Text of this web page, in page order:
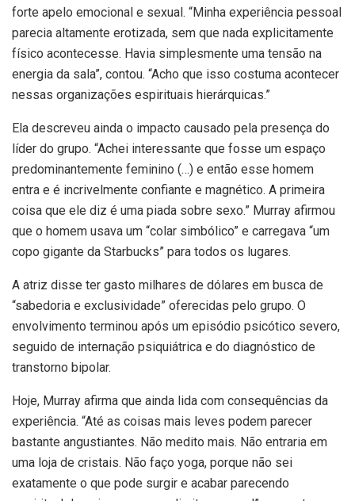
forte apelo emocional e sexual. “Minha experiência pessoal
parecia altamente erotizada, sem que nada explicitamente
físico acontecesse. Havia simplesmente uma tensão na
energia da sala”, contou. “Acho que isso costuma acontecer
nessas organizações espirituais hierárquicas.”
Ela descreveu ainda o impacto causado pela presença do
líder do grupo. “Achei interessante que fosse um espaço
predominantemente feminino (…) e então esse homem
entra e é incrivelmente confiante e magnético. A primeira
coisa que ele diz é uma piada sobre sexo.” Murray afirmou
que o homem usava um “colar simbólico” e carregava “um
copo gigante da Starbucks” para todos os lugares.
A atriz disse ter gasto milhares de dólares em busca de
“sabedoria e exclusividade” oferecidas pelo grupo. O
envolvimento terminou após um episódio psicótico severo,
seguido de internação psiquiátrica e do diagnóstico de
transtorno bipolar.
Hoje, Murray afirma que ainda lida com consequências da
experiência. “Até as coisas mais leves podem parecer
bastante angustiantes. Não medito mais. Não entraria em
uma loja de cristais. Não faço yoga, porque não sei
exatamente o que pode surgir e acabar parecendo